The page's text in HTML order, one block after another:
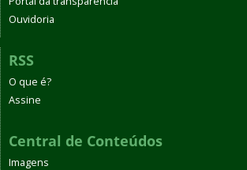
Ouvidoria
RSS
O que é?
Assine
Central de Conteúdos
Imagens